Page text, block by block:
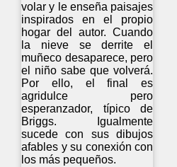
volar y le enseña paisajes
inspirados en el propio
hogar del autor. Cuando
la nieve se derrite el
muñeco desaparece, pero
el niño sabe que volverá.
Por ello, el final es
agridulce pero
esperanzador, típico de
Briggs. Igualmente
sucede con sus dibujos
afables y su conexión con
los más pequeños.